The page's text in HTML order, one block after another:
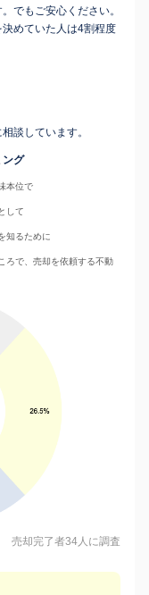
でもご安心ください。
めていた人は4割程度
談しています。
ング
本位で
して
知るために
ろで、売却を依頼する不動
売却完了者34人に調査